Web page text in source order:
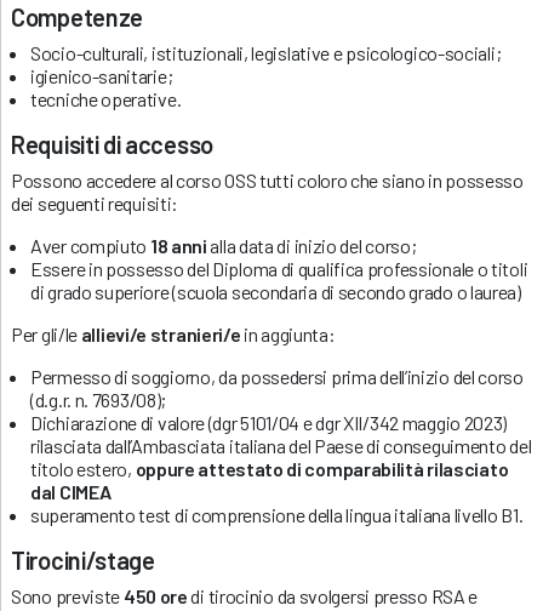
Competenze
Socio-culturali, istituzionali, legislative e psicologico-sociali;
igienico-sanitarie;
tecniche operative.
Requisiti di accesso
Possono accedere al corso OSS tutti coloro che siano in possesso
dei seguenti requisiti:
Aver compiuto 18 annialla data di inizio del corso;
Essere in possesso del Diploma di qualifica professionale o titoli
di grado superiore (scuola secondaria di secondo grado o laurea)
Per gli/le allievi/e stranieri/e in aggiunta:
Permesso di soggiorno, da possedersi prima dell’inizio del corso
(d.g.r. n. 7693/08);
Dichiarazione di valore (dgr 5101/04 e dgr XII/342 maggio 2023)
rilasciata dall’Ambasciata italiana del Paese di conseguimento del
titolo estero, oppure attestato di comparabilità rilasciato
dal CIMEA
superamento test di comprensione della lingua italiana livello B1.
Tirocini/stage
Sono previste 450 oredi tirocinio da svolgersi presso RSA e